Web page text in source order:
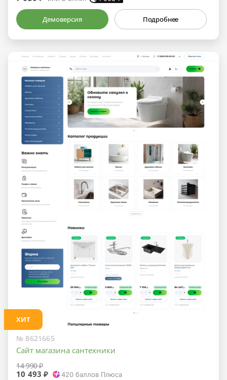
Демоверсия Подробнее
ХИТ
№ 8621665
Сайт магазина сантехники
14 990 ₽
10 493 ₽ 420баллов Плюса